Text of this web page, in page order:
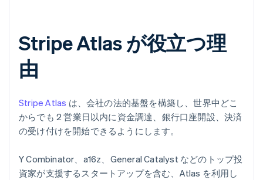
Stripe Atlas が役立つ理
由
Stripe Atlas は、会社の法的基盤を構築し、世界中どこ
からでも 2 営業日以内に資金調達、銀行口座開設、決済
の受け付けを開始できるようにします。
Y Combinator、a16z、General Catalyst などのトップ投
資家が支援するスタートアップを含む、Atlas を利用し